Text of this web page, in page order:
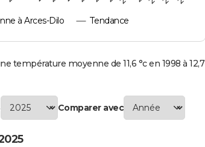
à Arces-Dilo Tendance
température moyenne de 11,6 °c en 1998 à 12,7
Comparer avec